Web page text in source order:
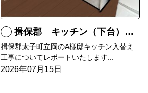
揖保郡 キッチン（下台）交換
揖保郡太子町立岡のA様邸キッチン入替え
工事についてレポートいたします...
2026年07月15日